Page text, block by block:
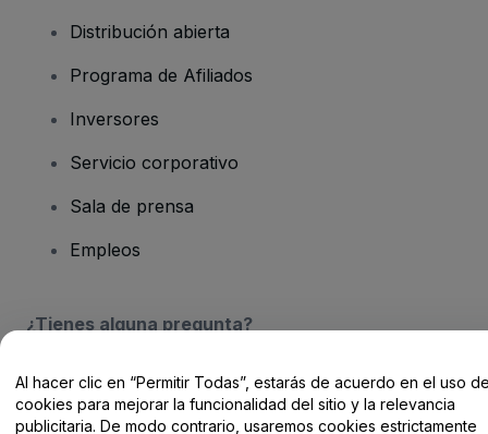
Distribución abierta
Programa de Afiliados
Inversores
Servicio corporativo
Sala de prensa
Empleos
¿Tienes alguna pregunta?
Centro de Ayuda / Contacto
Al hacer clic en “Permitir Todas”, estarás de acuerdo en el uso
cookies para mejorar la funcionalidad del sitio y la relevancia
publicitaria. De modo contrario, usaremos cookies estrictamente